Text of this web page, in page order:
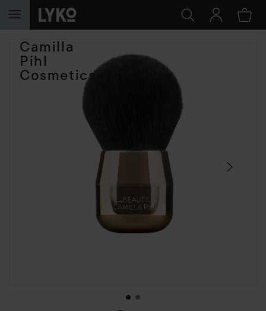
HOPPA TILL INNEHÅLLET
Camilla
Pihl
Cosmetics
HOPPA ÖVER SEKTIONEN